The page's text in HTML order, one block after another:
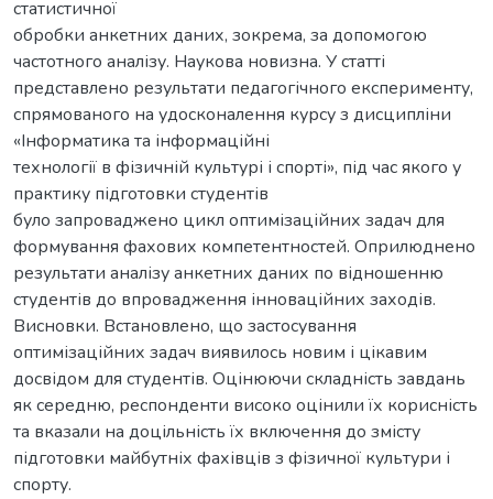
статистичної
обробки анкетних даних, зокрема, за допомогою
частотного аналізу. Наукова новизна. У статті
представлено результати педагогічного експерименту,
спрямованого на удосконалення курсу з дисципліни
«Інформатика та інформаційні
технології в фізичній культурі і спорті», під час якого у
практику підготовки студентів
було запроваджено цикл оптимізаційних задач для
формування фахових компетентностей. Оприлюднено
результати аналізу анкетних даних по відношенню
студентів до впровадження інноваційних заходів.
Висновки. Встановлено, що застосування
оптимізаційних задач виявилось новим і цікавим
досвідом для студентів. Оцінюючи складність завдань
як середню, респонденти високо оцінили їх корисність
та вказали на доцільність їх включення до змісту
підготовки майбутніх фахівців з фізичної культури і
спорту.